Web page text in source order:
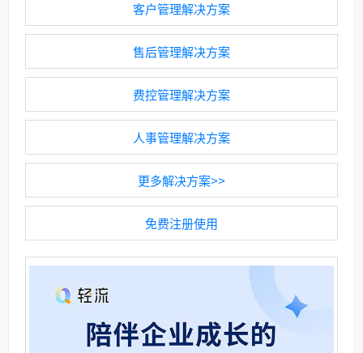
客户管理解决方案
售后管理解决方案
费控管理解决方案
人事管理解决方案
更多解决方案>>
免费注册使用